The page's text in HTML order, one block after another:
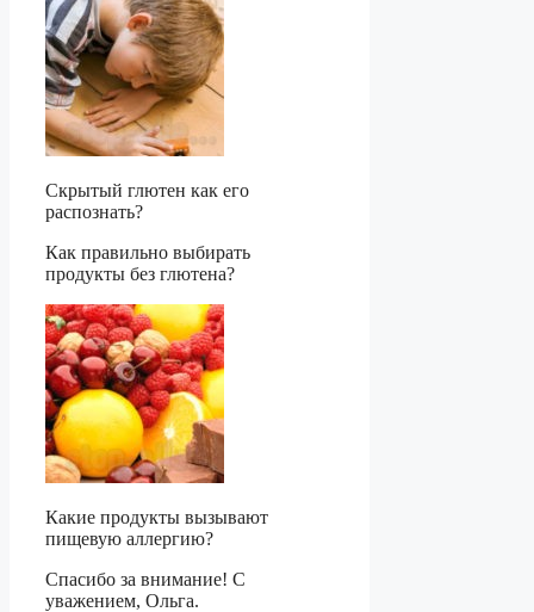
Скрытый глютен как его
распознать?
Как правильно выбирать
продукты без глютена?
Какие продукты вызывают
пищевую аллергию?
Спасибо за внимание! С
уважением, Ольга.